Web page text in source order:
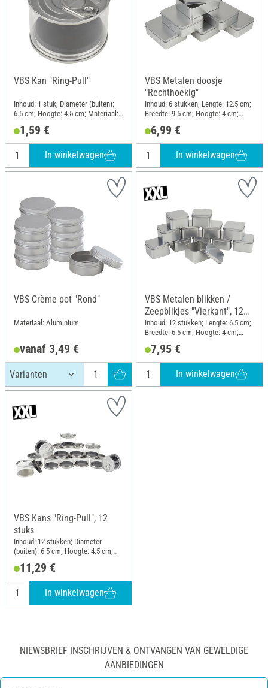
VBS Kan "Ring-Pull"
Inhoud: 1 stuk; Diameter (buiten):
6.5 cm; Hoogte: 4.5 cm; Materiaal:
1,59 €
In winkelwagen
VBS Metalen doosje
"Rechthoekig"
Inhoud: 6 stukken; Lengte: 12.5 cm;
Breedte: 9.5 cm; Hoogte: 4 cm;
6,99 €
In winkelwagen
VBS Crème pot "Rond"
Materiaal: Aluminium
vanaf 3,49 €
VBS Metalen blikken /
Zeepblikjes "Vierkant", 12
stuks
Inhoud: 12 stukken; Lengte: 6.5 cm;
Breedte: 6.5 cm; Hoogte: 4 cm;
7,95 €
In winkelwagen
VBS Kans "Ring-Pull", 12
stuks
Inhoud: 12 stukken; Diameter
(buiten): 6.5 cm; Hoogte: 4.5 cm;
11,29 €
In winkelwagen
NIEWSBRIEF INSCHRIJVEN & ONTVANGEN VAN GEWELDIGE
AANBIEDINGEN